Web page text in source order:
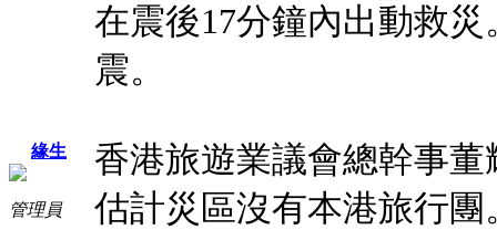
緣生
管理員
在震後17分鐘內出動救
震。
香港旅遊業議會總幹事
估計災區沒有本港旅行